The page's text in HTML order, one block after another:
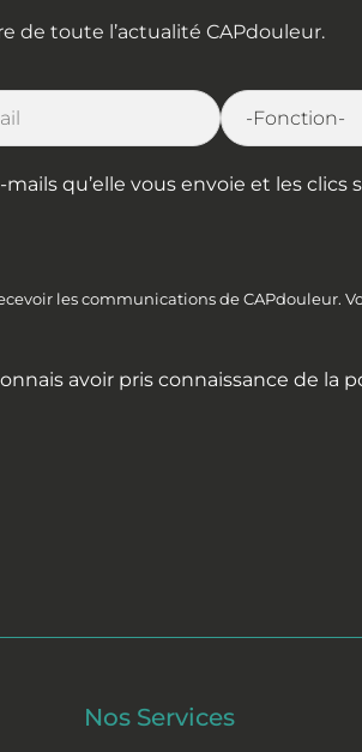
de toute l’actualité CAPdouleur.
qu’elle vous envoie et les clics
les communications de CAPdouleur.
avoir pris connaissance de la
Nos Services